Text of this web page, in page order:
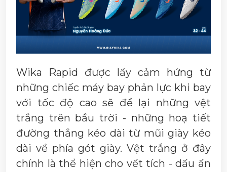
Wika Rapid được lấy cảm hứng từ
những chiếc máy bay phản lực khi bay
với tốc độ cao sẽ để lại những vệt
trắng trên bầu trời - những hoạ tiết
đường thẳng kéo dài từ mũi giày kéo
dài về phía gót giày. Vệt trắng ở đây
chính là thể hiện cho vết tích - dấu ấn